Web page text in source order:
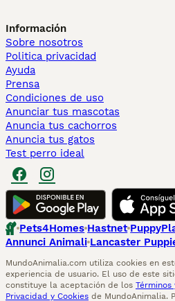
Información
Sobre nosotros
Politica privacidad
Ayuda
Prensa
Condiciones de uso
Anunciar tus mascotas
Anuncia tus cachorros
Anuncia tus gatos
Test perro ideal
Pets4Homes Hastnet
Annunci Animali Lancaster
MundoAnimalia.com utiliza cookies en
experiencia de usuario. El uso de este
constituye la aceptación de los Términos
Privacidad y Cookies de MundoAnimalia.